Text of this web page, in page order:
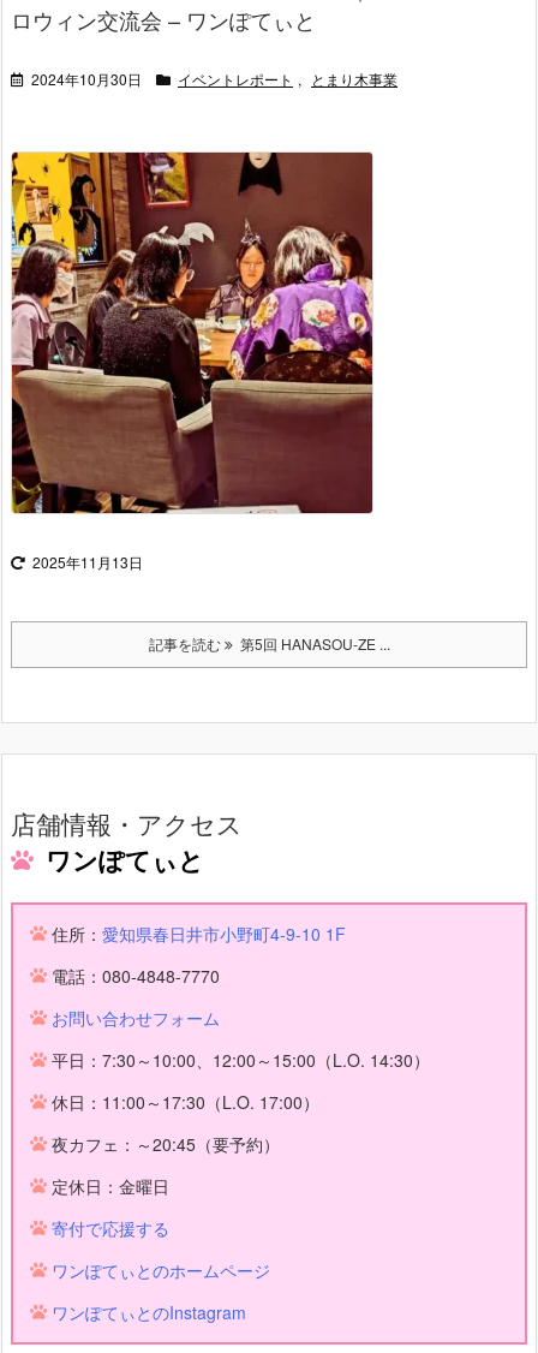
ロウィン交流会 – ワンぽてぃと
2024年10月30日 イベントレポート , とまり木事業
2025年11月13日
記事を読む 第5回 HANASOU-ZE ...
店舗情報・アクセス
ワンぽてぃと
住所：愛知県春日井市小野町4-9-10 1F
電話：080-4848-7770
お問い合わせフォーム
平日：7:30～10:00、12:00～15:00（L.O. 14:30）
休日：11:00～17:30（L.O. 17:00）
夜カフェ：～20:45（要予約）
定休日：金曜日
寄付で応援する
ワンぽてぃとのホームページ
ワンぽてぃとのInstagram